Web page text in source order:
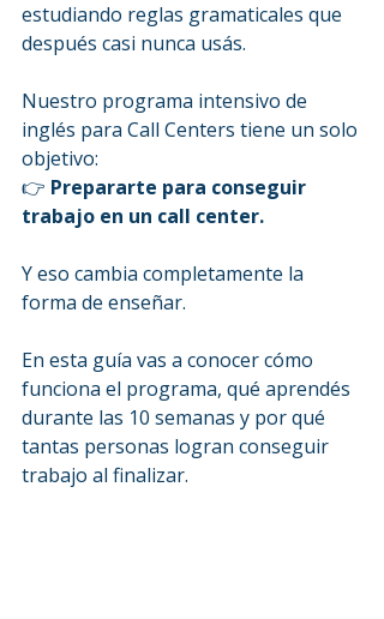
estudiando reglas gramaticales que
después casi nunca usás.
Nuestro programa intensivo de
inglés para Call Centers tiene un solo
objetivo:
👉 Prepararte para conseguir
trabajo en un call center.
Y eso cambia completamente la
forma de enseñar.
En esta guía vas a conocer cómo
funciona el programa, qué aprendés
durante las 10 semanas y por qué
tantas personas logran conseguir
trabajo al finalizar.